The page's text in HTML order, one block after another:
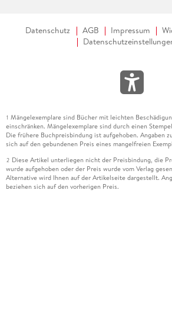
Datenschutz AGB Impressum
1 Mängelexemplare sind Bücher mit leichten
einschränken. Mängelexemplare sind durch einen
Die frühere Buchpreisbindung ist aufgehoben. Angaben
sich auf den gebundenen Preis eines mangelfreien
2 Diese Artikel unterliegen nicht der Preisbindung, die
wurde aufgehoben oder der Preis wurde vom Verlag
Alternative wird Ihnen auf der Artikelseite dargestellt.
beziehen sich auf den vorherigen Preis.